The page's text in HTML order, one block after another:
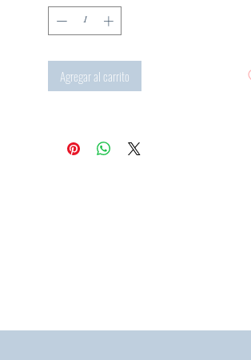
Agregar al carrito